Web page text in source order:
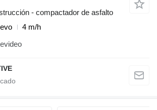
- compactador de asfalto
4 m/h